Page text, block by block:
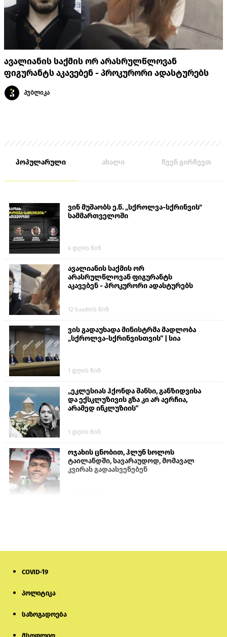
ავალიანის საქმის ორ არასრულწლოვან
ფიგურანტს აკავებენ - პროკურორი ადასტურებს
პუბლიკა
პოპულარული ახალი ჩვენ გირჩევთ
ვინ მუშაობს ე.წ. „სქროლვა-სქრინვის"
სამმართველოში
6 დღის წინ
ავალიანის საქმის ორ
არასრულწლოვან ფიგურანტს
აკავებენ - პროკურორი ადასტურებს
12 საათის წინ
ვის გადაუხადა მინისტრმა მადლობა
„სქროლვა-სქრინვისთვის“ | სია
1 დღის წინ
„ეკლესიას ჰქონდა შანსი, განზიდვისა
და ექსკლუზივის გზა კი არ აერჩია,
არამედ ინკლუზიის“
1 დღის წინ
ოჯახის ცნობით, ჰლუნ სოლოს
ტაილანდში, სავარაუდოდ, მომავალ
კვირას გადაასვენებენ
COVID-19
პოლიტიკა
საზოგადოება